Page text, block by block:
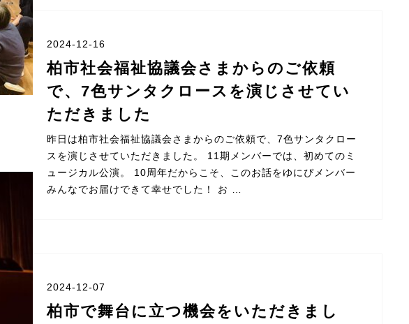
2024-12-16
柏市社会福祉協議会さまからのご依頼
で、7色サンタクロースを演じさせてい
ただきました
昨日は柏市社会福祉協議会さまからのご依頼で、7色サンタクロー
スを演じさせていただきました。 11期メンバーでは、初めてのミ
ュージカル公演。 10周年だからこそ、このお話をゆにぴメンバー
みんなでお届けできて幸せでした！ お …
2024-12-07
柏市で舞台に立つ機会をいただきまし